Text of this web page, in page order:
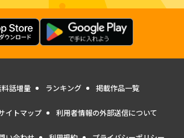
料話増量 ランキング 掲載作品一覧
イトマップ 利用者情報の外部送信について